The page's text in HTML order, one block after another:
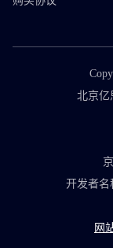
北京亿
开发者名
网